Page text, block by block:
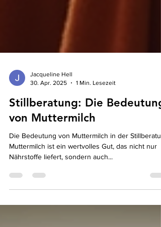
Jacqueline Hell
30. Apr. 2025
1 Min. Lesezeit
Stillberatung: Die Bedeutung
von Muttermilch
Muttermilch ist ein wertvolles Gut, das nicht nur